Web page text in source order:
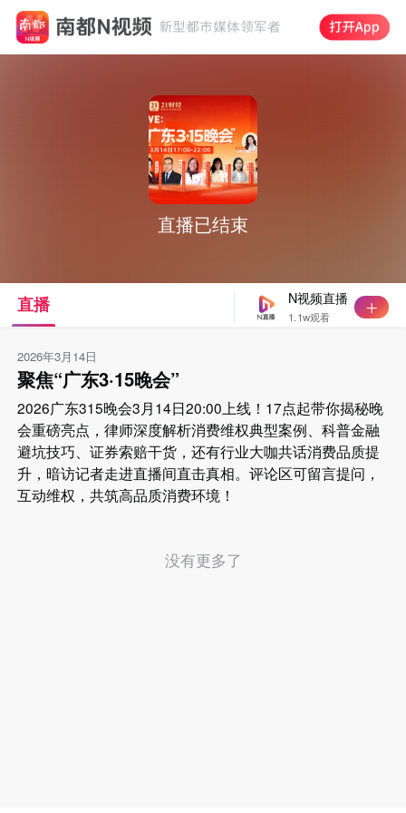
直播已结束
N视频直播
1.1w观看
直播
2026年3月14日
聚焦“广东3·15晚会”
2026广东315晚会3月14日20:00上线！17点起带你揭秘晚
会重磅亮点，律师深度解析消费维权典型案例、科普金融
避坑技巧、证券索赔干货，还有行业大咖共话消费品质提
升，暗访记者走进直播间直击真相。评论区可留言提问，
互动维权，共筑高品质消费环境！
没有更多了